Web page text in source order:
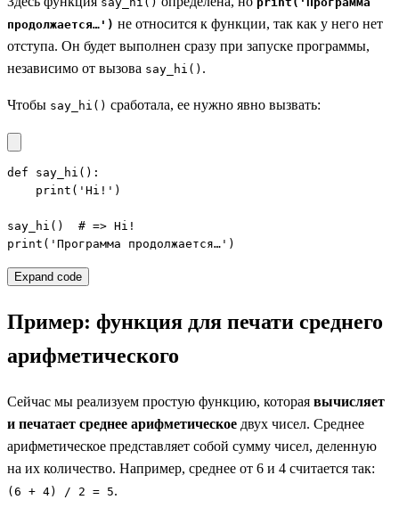
продолжается…') не относится к функции, так как у него нет
отступа. Он будет выполнен сразу при запуске программы,
независимо от вызова say_hi() .
Чтобы say_hi() сработала, ее нужно явно вызвать:
def say_hi():
    print('Hi!')
say_hi()  # => Hi!
print('Программа продолжается…')
Expand code
Пример: функция для печати среднего
арифметического
Сейчас мы реализуем простую функцию, которая вычисляет
и печатает среднее арифметическое двух чисел. Среднее
арифметическое представляет собой сумму чисел, деленную
на их количество. Например, среднее от 6 и 4 считается так:
(6 + 4) / 2 = 5.